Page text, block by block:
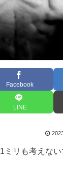
Facebook
LINE
リも考えない